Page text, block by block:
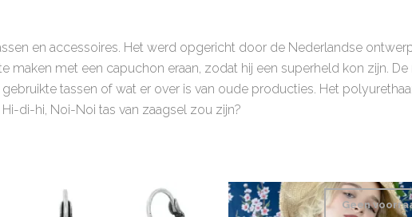
en accessoires. Het werd opgericht door de Nederlandse
maken met een capuchon eraan, zodat hij een superheld kon zijn.
tassen of wat er over is van oude producties. Het
di-hi, Noi-Noi tas van zaagsel zou zijn?
Geen